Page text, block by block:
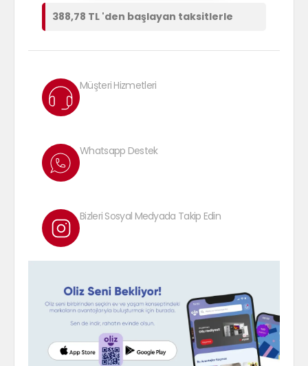
388,78 TL 'den başlayan taksitlerle
Müşteri Hizmetleri
Whatsapp Destek
Bizleri Sosyal Medyada Takip Edin